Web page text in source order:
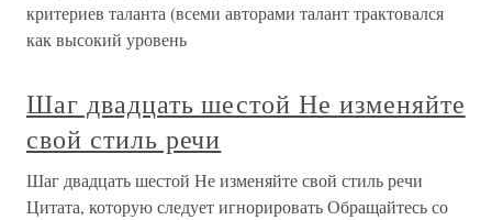
критериев таланта (всеми авторами талант трактовался
как высокий уровень
Шаг двадцать шестой Не изменяйте
свой стиль речи
Шаг двадцать шестой Не изменяйте свой стиль речи
Цитата, которую следует игнорировать Обращайтесь со